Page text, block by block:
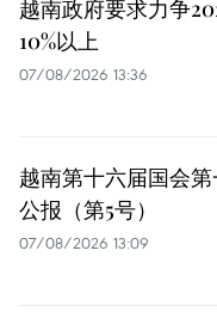
越南政府要求力争
10%以上
07/08/2026 13:36
越南第十六届国会
公报（第5号）
07/08/2026 13:09